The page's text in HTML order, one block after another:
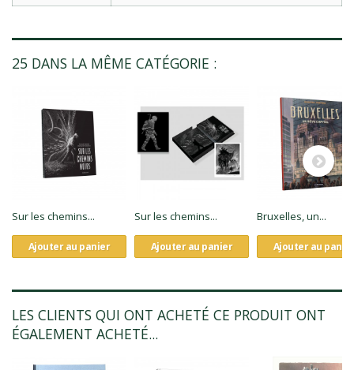
25 DANS LA MÊME CATÉGORIE :
Sur les chemins...
Ajouter au panier
Sur les chemins...
Ajouter au panier
Bruxelles, un...
Ajouter au
LES CLIENTS QUI ONT ACHETÉ CE PRODUIT ONT
ÉGALEMENT ACHETÉ...